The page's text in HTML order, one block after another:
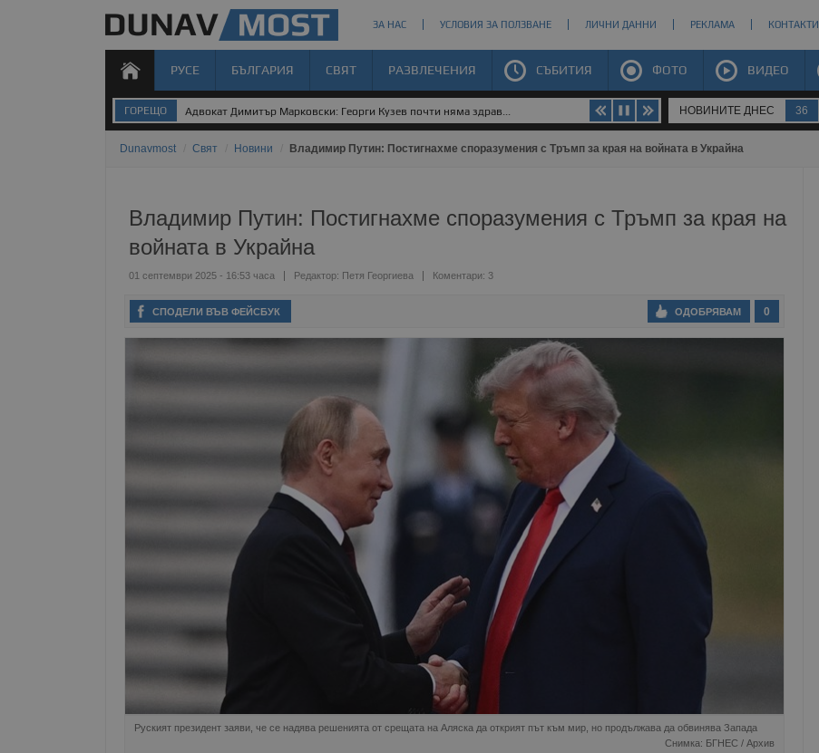
ЗА НАС УСЛОВИЯ ЗА ПОЛЗВАНЕ ЛИЧНИ ДАННИ РЕКЛАМА КОНТАКТИ
РУСЕ БЪЛГАРИЯ СВЯТ РАЗВЛЕЧЕНИЯ СЪБИТИЯ ФОТО ВИДЕО
ГОРЕЩО Адвокат Димитър Марковски: Георги Кузев почти няма здрав... НОВИНИТЕ ДНЕС 36
Dunavmost Свят Новини Владимир Путин: Постигнахме споразумения с Тръмп за края на войната в Украйна
Владимир Путин: Постигнахме споразумения с Тръмп за края на
войната в Украйна
01 септември 2025 - 16:53 часа Редактор: Петя Георгиева Коментари: 3
СПОДЕЛИ ВЪВ ФЕЙСБУК 0
ОДОБРЯВАМ
Руският президент заяви, че се надява решенията от срещата на Аляска да открият път към мир, но продължава да обвинява Запада
Снимка: БГНЕС / Архив